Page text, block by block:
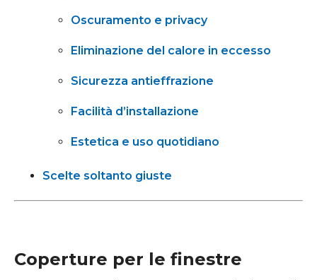
Oscuramento e privacy
Eliminazione del calore in eccesso
Sicurezza antieffrazione
Facilità d’installazione
Estetica e uso quotidiano
Scelte soltanto giuste
Coperture per le finestre